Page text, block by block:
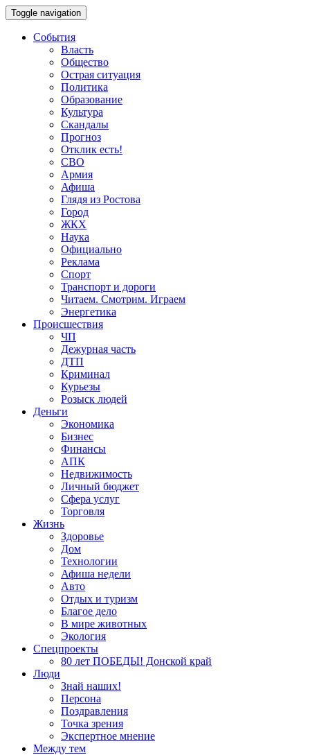
Toggle navigation
События
Власть
Общество
Острая ситуация
Политика
Образование
Культура
Скандалы
Прогноз
Отклик есть!
СВО
Армия
Афиша
Глядя из Ростова
Город
ЖКХ
Наука
Официально
Реклама
Спорт
Транспорт и дороги
Читаем. Смотрим. Играем
Энергетика
Происшествия
ЧП
Дежурная часть
ДТП
Криминал
Курьезы
Розыск людей
Деньги
Экономика
Бизнес
Финансы
АПК
Недвижимость
Личный бюджет
Сфера услуг
Торговля
Жизнь
Здоровье
Дом
Технологии
Афиша недели
Авто
Отдых и туризм
Благое дело
В мире животных
Экология
Спецпроекты
80 лет ПОБЕДЫ! Донской край
Люди
Знай наших!
Персона
Поздравления
Точка зрения
Экспертное мнение
Между тем